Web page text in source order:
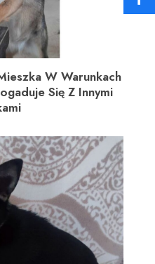
W Warunkach
Się Z Innymi